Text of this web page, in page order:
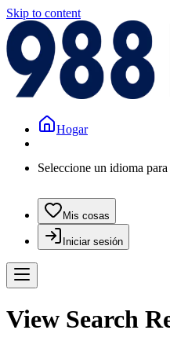
Skip to content
Hogar
Seleccione un idioma
Mis cosas
Iniciar sesión
View Search